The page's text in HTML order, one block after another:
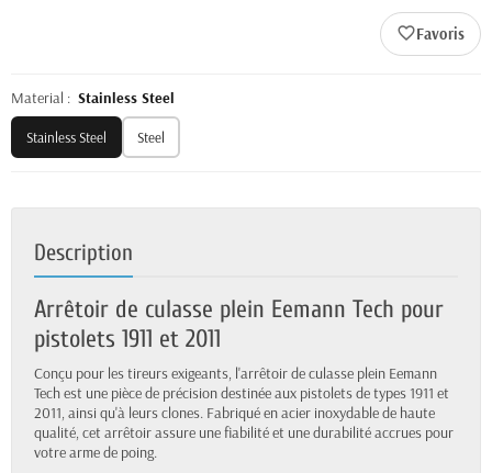
favorite_border
Material : Stainless Steel
Stainless Steel Steel
Description
Arrêtoir de culasse plein Eemann Tech pour
pistolets 1911 et 2011
Conçu pour les tireurs exigeants, l'arrêtoir de culasse plein Eemann
Tech est une pièce de précision destinée aux pistolets de types 1911 et
2011, ainsi qu'à leurs clones. Fabriqué en acier inoxydable de haute
qualité, cet arrêtoir assure une fiabilité et une durabilité accrues pour
votre arme de poing.